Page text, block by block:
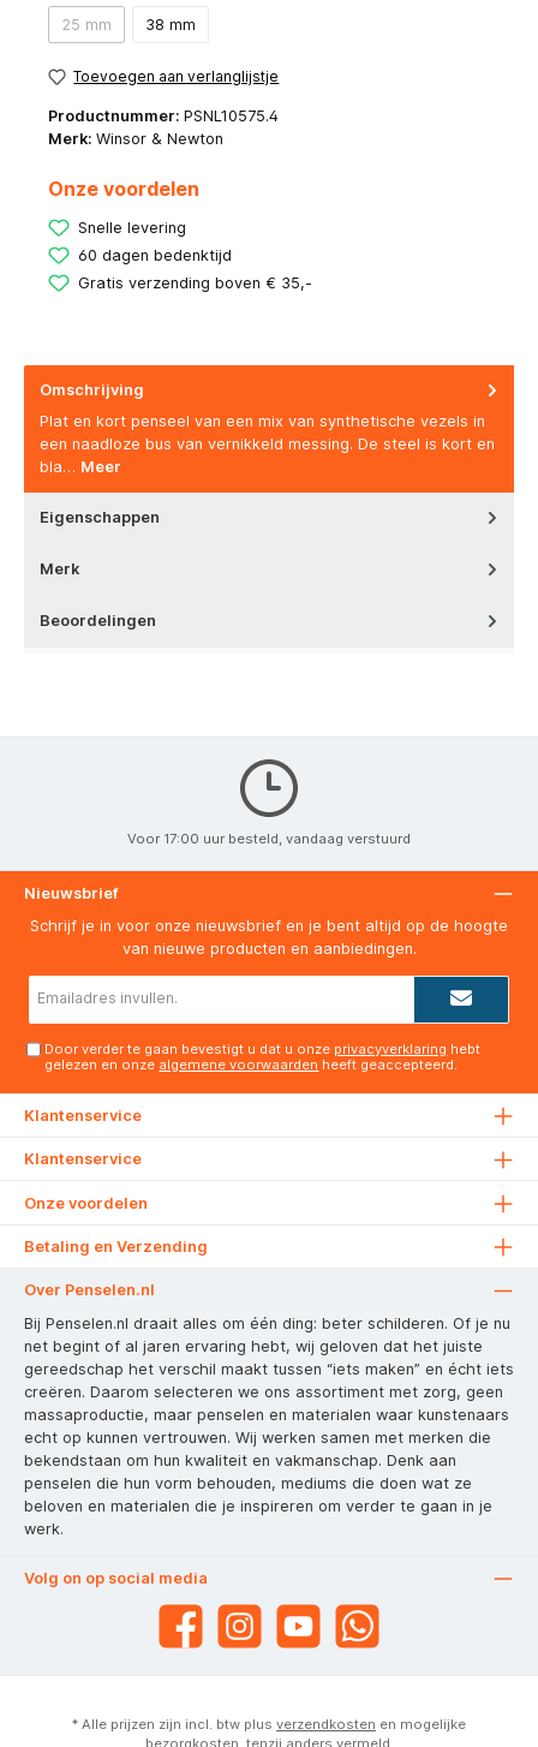
25 mm 38 mm
Toevoegen aan verlanglijstje
Productnummer: PSNL10575.4
Merk: Winsor & Newton
Onze voordelen
Snelle levering
60 dagen bedenktijd
Gratis verzending boven € 35,-
Omschrijving
Plat en kort penseel van een mix van synthetische vezels in
een naadloze bus van vernikkeld messing. De steel is kort en
bla… Meer
Eigenschappen
Merk
Beoordelingen
Voor 17:00 uur besteld, vandaag verstuurd
Nieuwsbrief
Schrijf je in voor onze nieuwsbrief en je bent altijd op de hoogte
van nieuwe producten en aanbiedingen.
Door verder te gaan bevestigt u dat u onze privacyverklaring hebt
gelezen en onze algemene voorwaarden heeft geaccepteerd.
Klantenservice
Klantenservice
Onze voordelen
Betaling en Verzending
Over Penselen.nl
Bij Penselen.nl draait alles om één ding: beter schilderen. Of je nu
net begint of al jaren ervaring hebt, wij geloven dat het juiste
gereedschap het verschil maakt tussen “iets maken” en écht iets
creëren. Daarom selecteren we ons assortiment met zorg, geen
massaproductie, maar penselen en materialen waar kunstenaars
echt op kunnen vertrouwen. Wij werken samen met merken die
bekendstaan om hun kwaliteit en vakmanschap. Denk aan
penselen die hun vorm behouden, mediums die doen wat ze
beloven en materialen die je inspireren om verder te gaan in je
werk.
Volg on op social media
* Alle prijzen zijn incl. btw plus verzendkosten en mogelijke